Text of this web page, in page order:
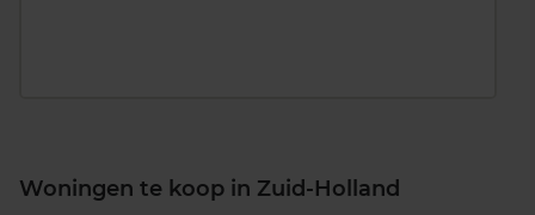
Woningen te koop in Zuid-Holland